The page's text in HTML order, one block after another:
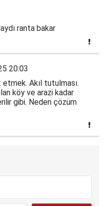
ranta bakar
20:03
Akıl tutulması.
köy ve arazi kadar
gibi. Neden çözüm